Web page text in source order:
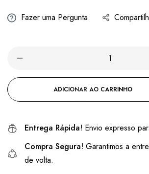
Fazer uma Pergunta
ADICIONAR AO CARRINHO
Entrega Rápida! Envio expresso
Compra Segura! Garantimos a
de volta.